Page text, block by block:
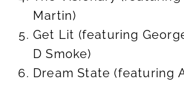
Martin)
Get Lit (featuring
D Smoke)
Dream State (featuring